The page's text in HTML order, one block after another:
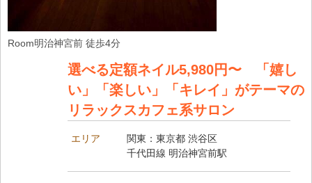
Room明治神宮前 徒歩4分
選べる定額ネイル5,980円〜 「嬉し
い」「楽しい」「キレイ」がテーマの
リラックスカフェ系サロン
エリア
関東：東京都 渋谷区
千代田線 明治神宮前駅